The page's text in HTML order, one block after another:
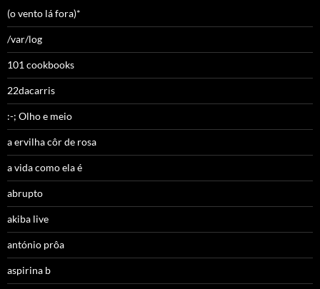
(o vento lá fora)*
/var/log
101 cookbooks
22dacarris
:-; Olho e meio
a ervilha côr de rosa
a vida como ela é
abrupto
akiba live
antónio prôa
aspirina b